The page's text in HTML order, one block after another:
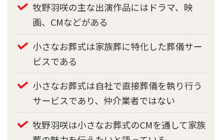
牧野羽咲の主な出演作品にはドラマ、映
画、CMなどがある
小さなお葬式は家族葬に特化した葬儀サー
ビスである
小さなお葬式は自社で直接葬儀を執り行う
サービスであり、仲介業者ではない
牧野羽咲は小さなお葬式のCMを通して家族